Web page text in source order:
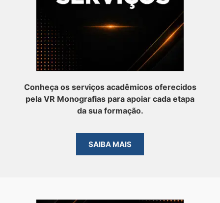
Conheça os serviços acadêmicos oferecidos
pela VR Monografias para apoiar cada etapa
da sua formação.
SAIBA MAIS